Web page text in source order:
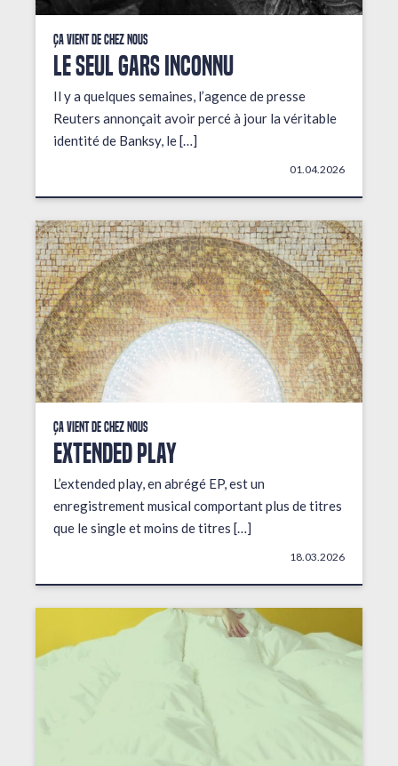
Ça vient de chez nous
LE SEUL GARS INCONNU
Il y a quelques semaines, l’agence de presse
Reuters annonçait avoir percé à jour la véritable
identité de Banksy, le […]
01.04.2026
Ça vient de chez nous
EXTENDED PLAY
L’extended play, en abrégé EP, est un
enregistrement musical comportant plus de titres
que le single et moins de titres […]
18.03.2026